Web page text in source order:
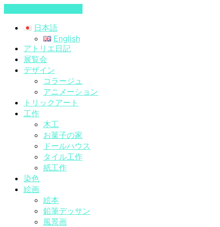
日本語
English
アトリエ日記
展覧会
デザイン
コラージュ
アニメーション
トリックアート
工作
木工
お菓子の家
ドールハウス
タイル工作
紙工作
染色
絵画
絵本
鉛筆デッサン
風景画